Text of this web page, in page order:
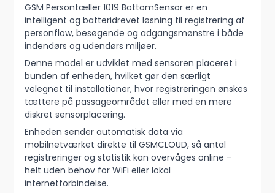
GSM Persontæller 1019 BottomSensor er en
intelligent og batteridrevet løsning til registrering af
personflow, besøgende og adgangsmønstre i både
indendørs og udendørs miljøer.
Denne model er udviklet med sensoren placeret i
bunden af enheden, hvilket gør den særligt
velegnet til installationer, hvor registreringen ønskes
tættere på passageområdet eller med en mere
diskret sensorplacering.
Enheden sender automatisk data via
mobilnetværket direkte til GSMCLOUD, så antal
registreringer og statistik kan overvåges online –
helt uden behov for WiFi eller lokal
internetforbindelse.